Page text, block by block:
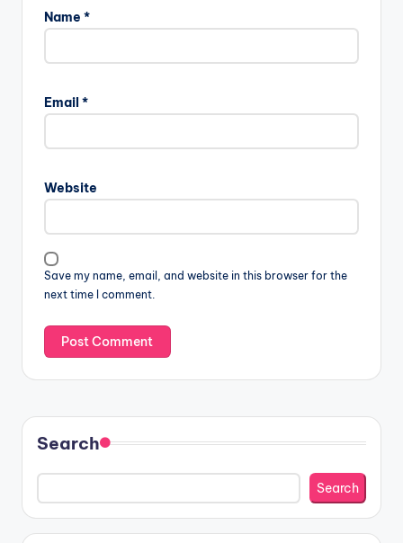
Name *
Email *
Website
Save my name, email, and website in this browser for the
next time I comment.
Search
Search